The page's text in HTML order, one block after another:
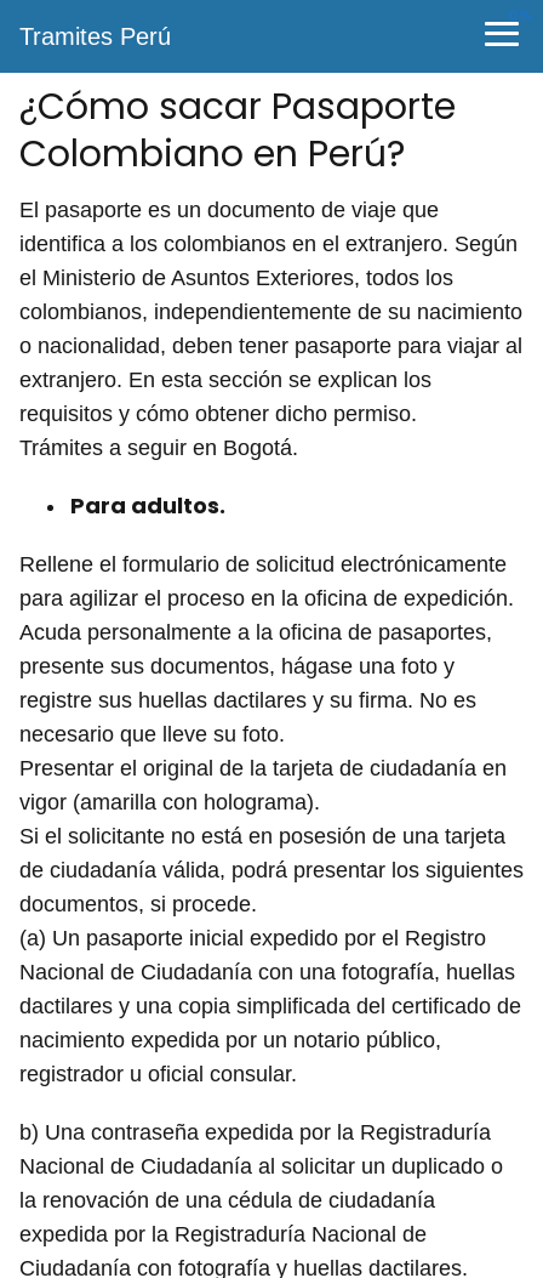
0%
Tramites Perú
¿Cómo sacar Pasaporte
Colombiano en Perú?
El pasaporte es un documento de viaje que
identifica a los colombianos en el extranjero. Según
el Ministerio de Asuntos Exteriores, todos los
colombianos, independientemente de su nacimiento
o nacionalidad, deben tener pasaporte para viajar al
extranjero. En esta sección se explican los
requisitos y cómo obtener dicho permiso.
Trámites a seguir en Bogotá.
Para adultos.
Rellene el formulario de solicitud electrónicamente
para agilizar el proceso en la oficina de expedición.
Acuda personalmente a la oficina de pasaportes,
presente sus documentos, hágase una foto y
registre sus huellas dactilares y su firma. No es
necesario que lleve su foto.
Presentar el original de la tarjeta de ciudadanía en
vigor (amarilla con holograma).
Si el solicitante no está en posesión de una tarjeta
de ciudadanía válida, podrá presentar los siguientes
documentos, si procede.
(a) Un pasaporte inicial expedido por el Registro
Nacional de Ciudadanía con una fotografía, huellas
dactilares y una copia simplificada del certificado de
nacimiento expedida por un notario público,
registrador u oficial consular.
b) Una contraseña expedida por la Registraduría
Nacional de Ciudadanía al solicitar un duplicado o
la renovación de una cédula de ciudadanía
expedida por la Registraduría Nacional de
Ciudadanía con fotografía y huellas dactilares.